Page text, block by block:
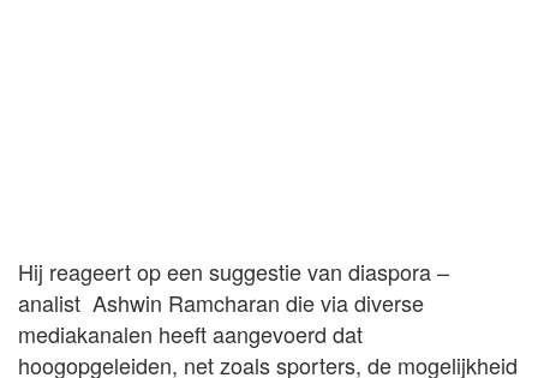
Hij reageert op een suggestie van diaspora –
analist Ashwin Ramcharan die via diverse
mediakanalen heeft aangevoerd dat
hoogopgeleiden, net zoals sporters, de mogelijkheid